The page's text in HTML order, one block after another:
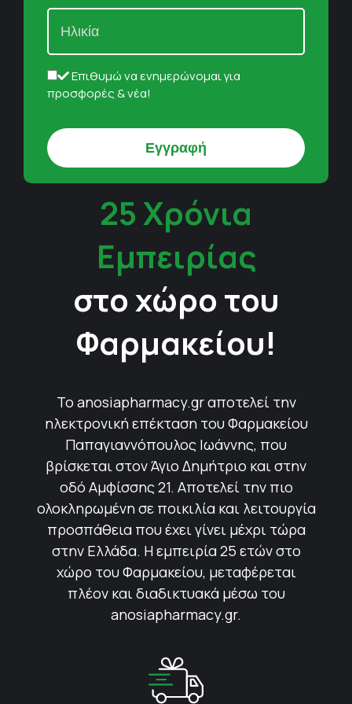
Επιθυμώ να ενημερώνομαι για
προσφορές & νέα!
25 Χρόνια
Εμπειρίας
στο χώρο του
Φαρμακείου!
Το anosiapharmacy.gr αποτελεί την
ηλεκτρονική επέκταση του Φαρμακείου
Παπαγιαννόπουλος Ιωάννης, που
βρίσκεται στον Άγιο Δημήτριο και στην
οδό Αμφίσσης 21. Αποτελεί την πιο
ολοκληρωμένη σε ποικιλία και λειτουργία
προσπάθεια που έχει γίνει μέχρι τώρα
στην Ελλάδα. Η εμπειρία 25 ετών στο
χώρο του Φαρμακείου, μεταφέρεται
πλέον και διαδικτυακά μέσω του
anosiapharmacy.gr.